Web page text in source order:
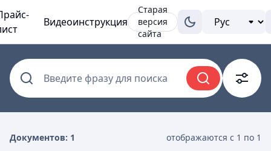
Видеоинструкция
Старая
версия
сайта
Введите фразу для поиска
Документов: 1 отображаются с 1 по 1